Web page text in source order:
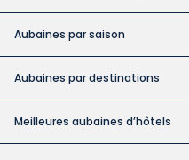
Vacances abordables
Catégories d'hôtels à Cuba
Aubaines par saison
Aubaine des vacances de la
Les forfaits vacances de Noël et
Aubaines par destinations
Meilleures aubaines d’hôtels